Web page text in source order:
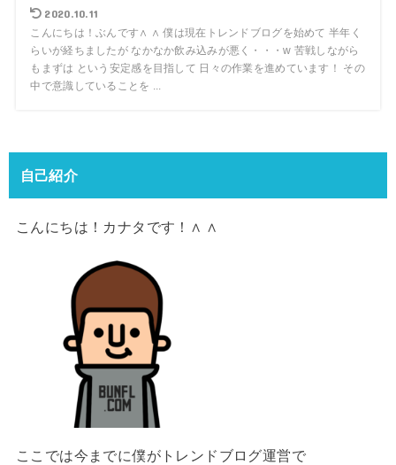
2020.10.11
こんにちは！ぶんです∧ ∧ 僕は現在トレンドブログを始めて 半年く
らいが経ちましたが なかなか飲み込みが悪く・・・w 苦戦しながら
もまずは という安定感を目指して 日々の作業を進めています！ その
中で意識していることを ...
自己紹介
こんにちは！カナタです！∧ ∧
ここでは今までに僕がトレンドブログ運営で